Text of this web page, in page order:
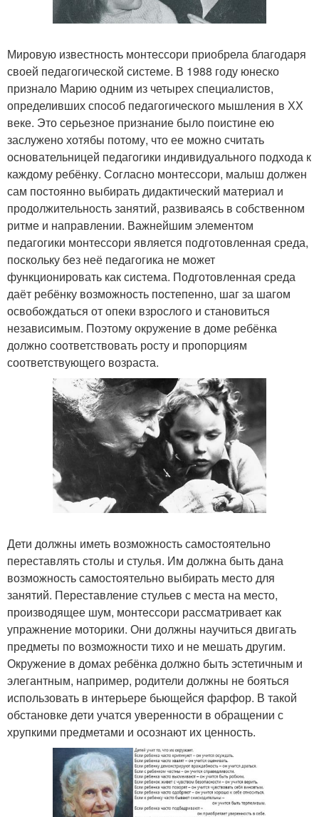
Мировую известность монтессори приобрела благодаря
своей педагогической системе. В 1988 году юнеско
признало Марию одним из четырех специалистов,
определивших способ педагогического мышления в ХХ
веке. Это серьезное признание было поистине ею
заслужено хотябы потому, что ее можно считать
основательницей педагогики индивидуального подхода к
каждому ребёнку. Согласно монтессори, малыш должен
сам постоянно выбирать дидактический материал и
продолжительность занятий, развиваясь в собственном
ритме и направлении. Важнейшим элементом
педагогики монтессори является подготовленная среда,
поскольку без неё педагогика не может
функционировать как система. Подготовленная среда
даёт ребёнку возможность постепенно, шаг за шагом
освобождаться от опеки взрослого и становиться
независимым. Поэтому окружение в доме ребёнка
должно соответствовать росту и пропорциям
соответствующего возраста.
Дети должны иметь возможность самостоятельно
переставлять столы и стулья. Им должна быть дана
возможность самостоятельно выбирать место для
занятий. Переставление стульев с места на место,
производящее шум, монтессори рассматривает как
упражнение моторики. Они должны научиться двигать
предметы по возможности тихо и не мешать другим.
Окружение в домах ребёнка должно быть эстетичным и
элегантным, например, родители должны не бояться
использовать в интерьере бьющейся фарфор. В такой
обстановке дети учатся уверенности в обращении с
хрупкими предметами и осознают их ценность.